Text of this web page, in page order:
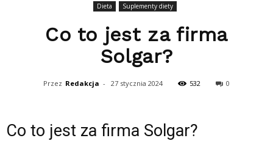
Dieta Suplementy diety
Co to jest za firma
Solgar?
Przez Redakcja - 27 stycznia 2024 532 0
Co to jest za firma Solgar?